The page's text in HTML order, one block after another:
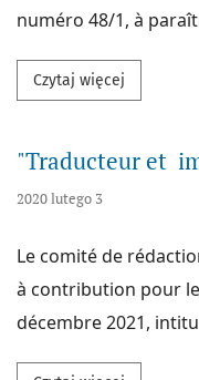
numéro 48/1, à
Czytaj więcej
"Traducteur et
2020 lutego 3
Le comité de
à contribution pour
décembre 2021,